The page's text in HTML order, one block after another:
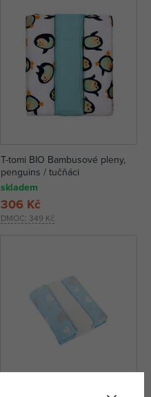
T-tomi BIO Bambusové pleny,
penguins / tučňáci
skladem
DMOC: 349 Kč
306 Kč